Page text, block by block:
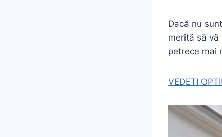
Dacă nu
merită să
petrece mai
VEDETI